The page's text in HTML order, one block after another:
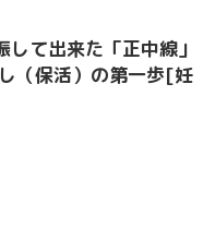
て出来た「正中線」
（保活）の第一歩[妊